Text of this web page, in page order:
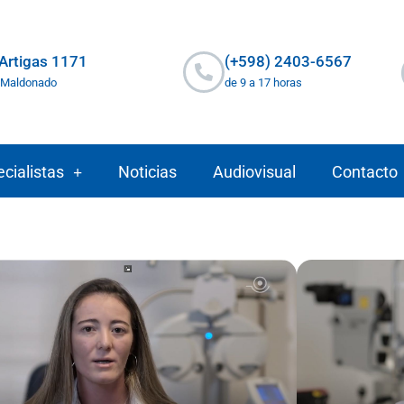
1171 (+598) 2403-6567
de 9 a 17 horas
Noticias Audiovisual Contacto